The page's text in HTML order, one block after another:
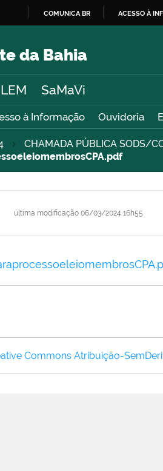
O
COMUNICA BR ACESSO À
da Bahia
LEM SaMaVi
à Informação Ouvidoria
CHAMADA PÚBLICA SODS/
última modificação06/03/2024 16h55
Commons Atribuição-